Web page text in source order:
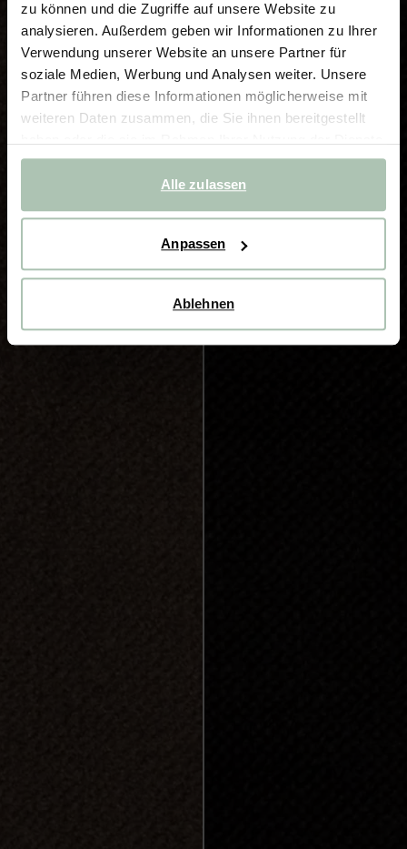
zu können und die Zugriffe auf unsere Website zu
analysieren. Außerdem geben wir Informationen zu Ihrer
Verwendung unserer Website an unsere Partner für
soziale Medien, Werbung und Analysen weiter. Unsere
Partner führen diese Informationen möglicherweise mit
weiteren Daten zusammen, die Sie ihnen bereitgestellt
gesammelt haben.
Alle zulassen
Anpassen
Ablehnen